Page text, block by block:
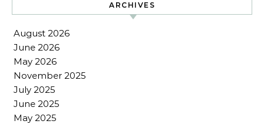
ARCHIVES
August 2026
June 2026
May 2026
November 2025
July 2025
June 2025
May 2025